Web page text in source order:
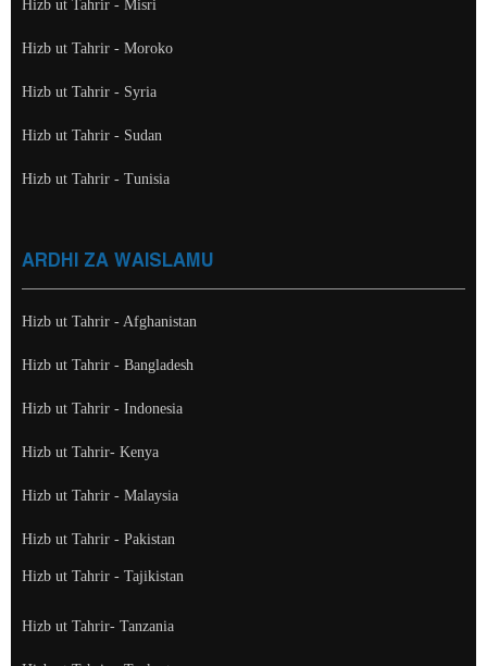
Hizb ut Tahrir - Misri
Hizb ut Tahrir - Moroko
Hizb ut Tahrir - Syria
Hizb ut Tahrir - Sudan
Hizb ut Tahrir - Tunisia
ARDHI ZA WAISLAMU
Hizb ut Tahrir - Afghanistan
Hizb ut Tahrir - Bangladesh
Hizb ut Tahrir - Indonesia
Hizb ut Tahrir- Kenya
Hizb ut Tahrir - Malaysia
Hizb ut Tahrir - Pakistan
Hizb ut Tahrir - Tajikistan
Hizb ut Tahrir- Tanzania